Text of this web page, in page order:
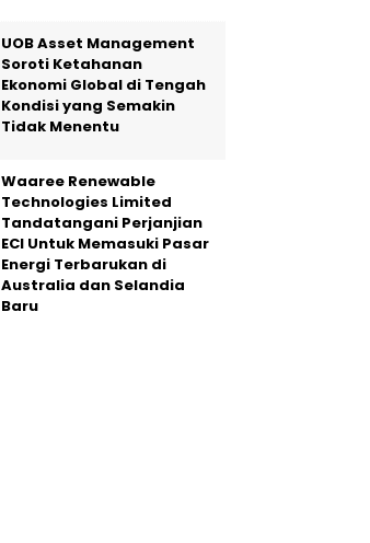
UOB Asset Management
Soroti Ketahanan
Ekonomi Global di Tengah
Kondisi yang Semakin
Tidak Menentu
Waaree Renewable
Technologies Limited
Tandatangani Perjanjian
ECI Untuk Memasuki Pasar
Energi Terbarukan di
Australia dan Selandia
Baru